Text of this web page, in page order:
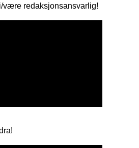
være redaksjonsansvarlig!